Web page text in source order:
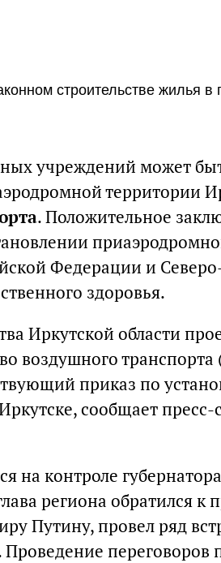
строительстве жилья в
учреждений может
территории
. Положительное
Федерации и
здоровья.
Иркутской области
воздушного
приказ по
сообщает пресс-
на контроле
региона обратился к
Путину, провел ряд
переговоров